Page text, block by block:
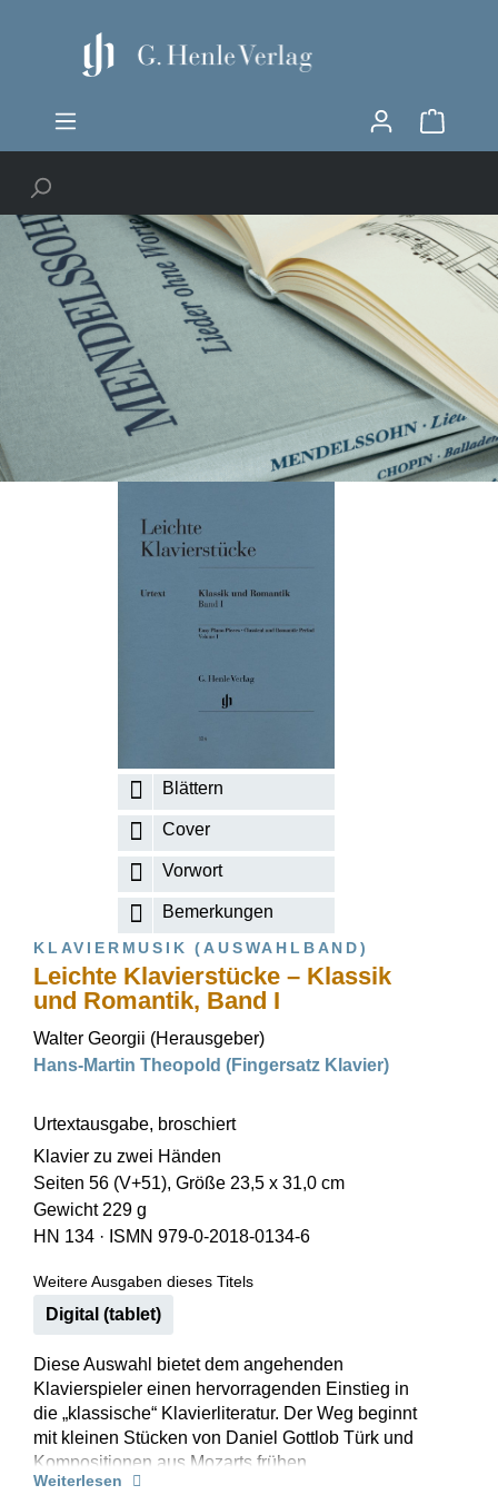
Blättern
Cover
Vorwort
Bemerkungen
KLAVIERMUSIK (AUSWAHLBAND)
Leichte Klavierstücke – Klassik
und Romantik, Band I
Walter Georgii (Herausgeber)
Hans-Martin Theopold (Fingersatz Klavier)
Urtextausgabe, broschiert
Klavier zu zwei Händen
Seiten 56 (V+51), Größe 23,5 x 31,0 cm
Gewicht 229 g
HN 134 · ISMN 979-0-2018-0134-6
Weitere Ausgaben dieses Titels
Digital (tablet)
Diese Auswahl bietet dem angehenden
Klavierspieler einen hervorragenden Einstieg in
die „klassische“ Klavierliteratur. Der Weg beginnt
mit kleinen Stücken von Daniel Gottlob Türk und
Kompositionen aus Mozarts frühen
Notenbüchern und führt weiter über Sonatinen
Weiterlesen